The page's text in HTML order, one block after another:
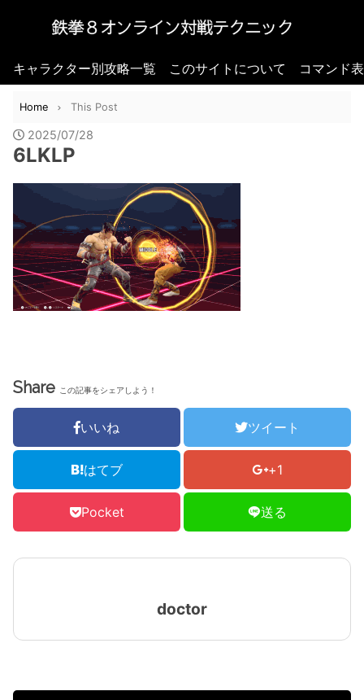
キャラクター別攻略一覧 このサイトについて コマンド
Home This Post
2025/07/28
6LKLP
Share この記事をシェアしよう！
いいね ツイート
はてブ +1
Pocket 送る
doctor